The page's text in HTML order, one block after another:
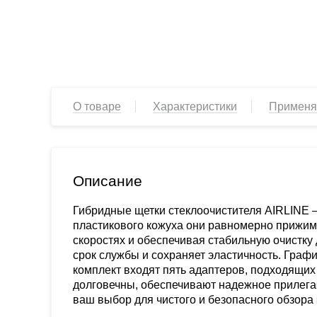
О товаре Характеристики
Описание
Гибридные щетки стеклоочистителя
пластикового кожуха они равномерно
скоростях и обеспечивая стабильную
срок службы и сохраняет эластичность.
комплект входят пять адаптеров,
долговечны, обеспечивают надежное
ваш выбор для чистого и безопасного